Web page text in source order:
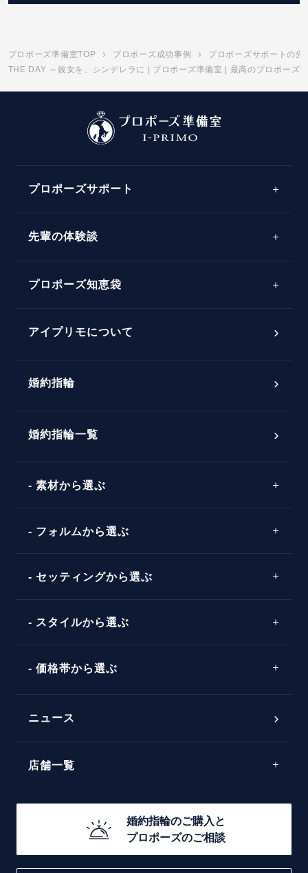
プロポーズ準備室TOP プロポーズ成功事例
プロポーズサポートの先
THE DAY ～彼女を、シンデレラに | プロポーズ準備室 | 最高のプロポーズ
プロポーズサポート
プロポーズアイテム
パーフェクトプロポーズリング
婚約指輪マッチング診断
先輩の体験談
プロポーズ知恵袋
ダイヤモンドの品質とは？
タイミング
言葉
アイプリモについて
婚約指輪
婚約指輪一覧
素材から選ぶ
コンビネーション
フォルムから選ぶ
ストレートライン
セッティングから選ぶ
ソリテール
ラインメレ
スタイルから選ぶ
シンプル
モード
エレガント
価格帯から選ぶ
30万円台～
20万円台～
10万円台～
ニュース
店舗一覧
婚約指輪のご購入と
プロポーズのご相談